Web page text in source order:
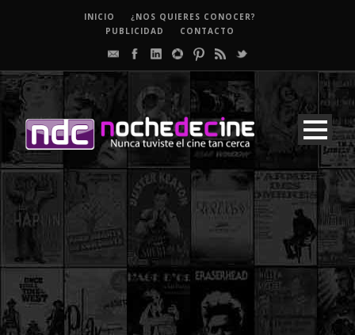
INICIO
¿NOS QUIERES CONOCER?
PUBLICIDAD
CONTACTO